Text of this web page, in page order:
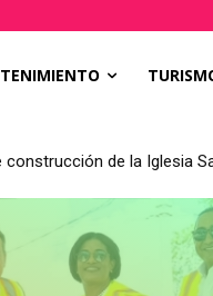
de la Iglesia